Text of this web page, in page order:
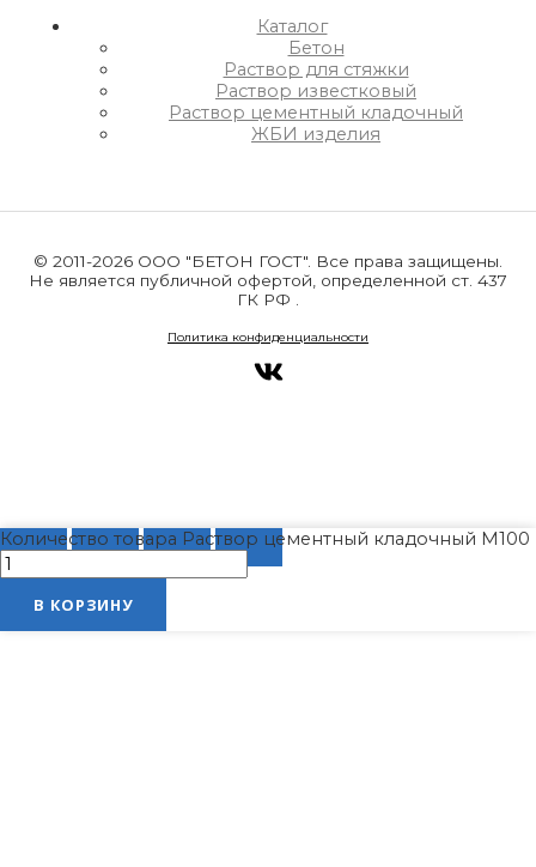
Каталог
Бетон
Раствор для стяжки
Раствор известковый
Раствор цементный кладочный
ЖБИ изделия
© 2011-2026 ООО "БЕТОН ГОСТ". Все права защищены.
Не является публичной офертой, определенной ст. 437
ГК РФ .
Политика конфиденциальности
Количество товара Раствор цементный кладочный М100
В КОРЗИНУ